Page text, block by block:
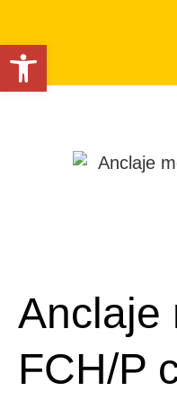
Anclaje
FCH/P
Abrir barra de herramientas